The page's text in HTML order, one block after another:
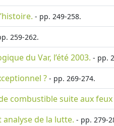
- pp. 249-258.
259-262.
du Var, l’été 2003. - pp.
? - pp. 269-274.
combustible suite aux
analyse de la lutte. - pp. 279-